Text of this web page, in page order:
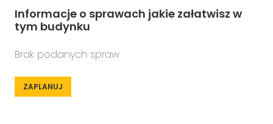
Informacje o sprawach jakie załatwisz w
tym budynku
Brak podanych spraw
ZAPLANUJ